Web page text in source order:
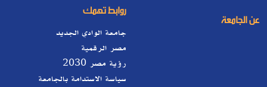
عن الجامعة
روابط تهمك
جامعة الوادي الجديد
مصر الرقمية
رؤية مصر 2030
سياسة الاستدامة بالجامعة